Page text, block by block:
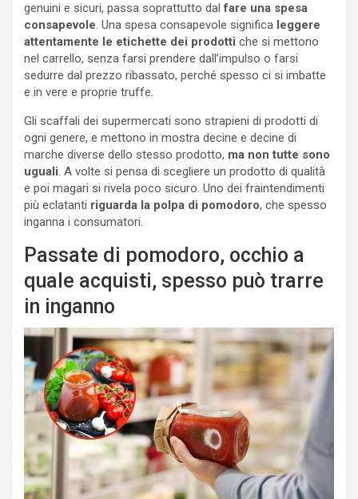
genuini e sicuri, passa soprattutto dalfare una spesa
consapevole. Una spesa consapevole significa leggere
attentamente le etichette dei prodotti che si mettono
nel carrello, senza farsi prendere dall’impulso o farsi
sedurre dal prezzo ribassato, perché spesso ci si imbatte
e in vere e proprie truffe.
Gli scaffali dei supermercati sono strapieni di prodotti di
ogni genere, e mettono in mostra decine e decine di
marche diverse dello stesso prodotto, ma non tutte sono
uguali. A volte si pensa di scegliere un prodotto di qualità
e poi magari si rivela poco sicuro. Uno dei fraintendimenti
più eclatanti riguarda la polpa di pomodoro, che spesso
inganna i consumatori.
Passate di pomodoro, occhio a
quale acquisti, spesso può trarre
in inganno